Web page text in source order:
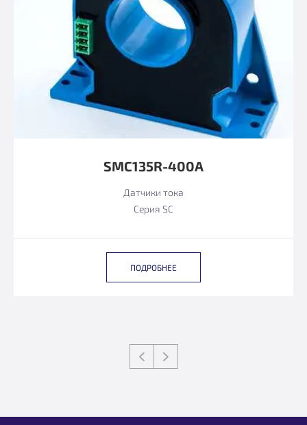
SMC135R-400A
Датчики тока
Серия SC
ПОДРОБНЕЕ